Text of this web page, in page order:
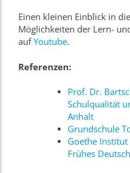
Einen kleinen Einblick in
Möglichkeiten der Lern-
aufYoutube.
Referenzen:
Prof. Dr.
Schulqualität
Anhalt
Grundschule
Goethe
Frühes